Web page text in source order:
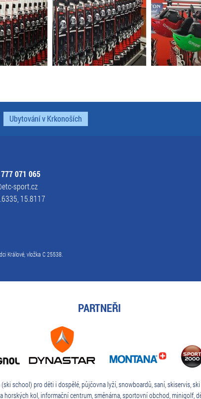
Ubytování v Krkonoších
777 071 065
sport.cz
15.8117
Králové, vložka C 25538.
PARTNEŘI
school) pro děti i dospělé, půjčovna lyží, snowboardů, saní, skiservis,
horských kol, informační centrum, směnárna, sportovní obchod, minigolf,